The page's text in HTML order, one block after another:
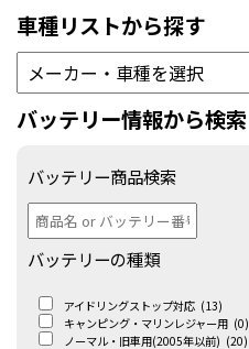
車種リストから探す
バッテリー情報から検索
バッテリー商品検索
バッテリーの種類
アイドリングストップ対応 (13)
キャンピング・マリンレジャー用 (0)
ノーマル・旧車用(2005年以前) (20)